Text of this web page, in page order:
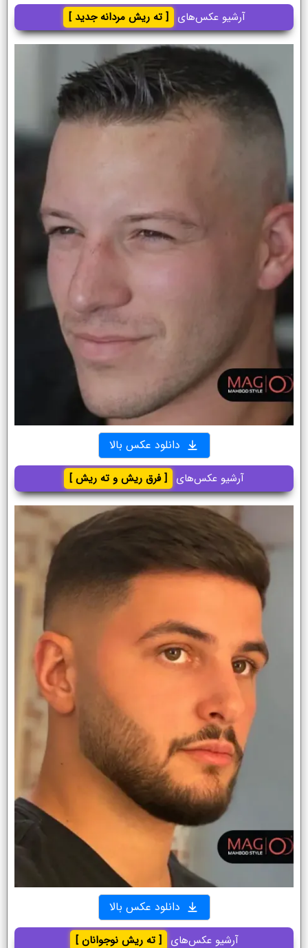
آرشیو عکس‌های [ ته ریش مردانه جدید ]
دانلود عکس بالا
آرشیو عکس‌های [ فرق ریش و ته ریش ]
دانلود عکس بالا
آرشیو عکس‌های [ ته ریش نوجوانان ]